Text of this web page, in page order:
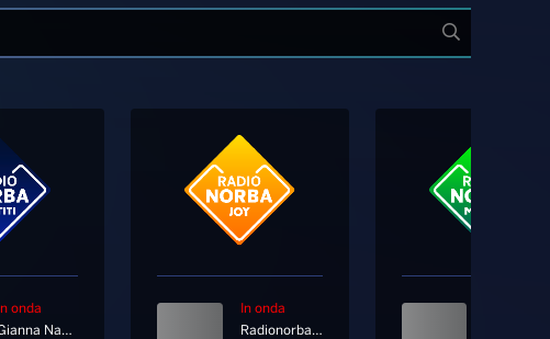
In onda
Gianna Nannini, Marracash
In onda
Radionorba News